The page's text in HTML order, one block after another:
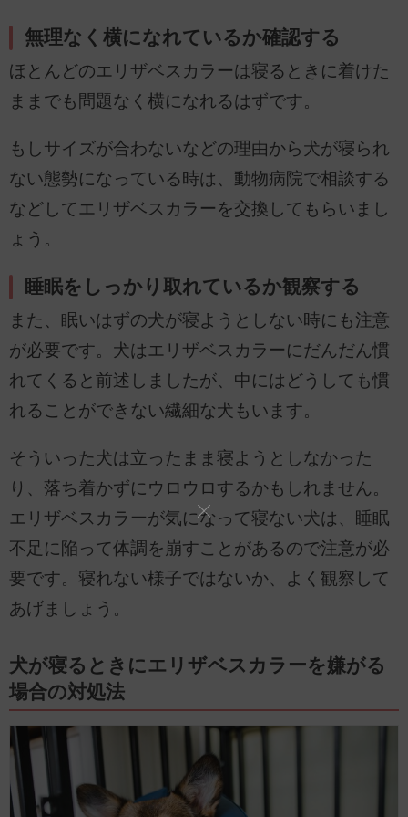
無理なく横になれているか確認する
ほとんどのエリザベスカラーは寝るときに着けた
ままでも問題なく横になれるはずです。
もしサイズが合わないなどの理由から犬が寝られ
ない態勢になっている時は、動物病院で相談する
などしてエリザベスカラーを交換してもらいまし
ょう。
睡眠をしっかり取れているか観察する
また、眠いはずの犬が寝ようとしない時にも注意
が必要です。犬はエリザベスカラーにだんだん慣
れてくると前述しましたが、中にはどうしても慣
れることができない繊細な犬もいます。
そういった犬は立ったまま寝ようとしなかった
り、落ち着かずにウロウロするかもしれません。
エリザベスカラーが気になって寝ない犬は、睡眠
不足に陥って体調を崩すことがあるので注意が必
要です。寝れない様子ではないか、よく観察して
あげましょう。
犬が寝るときにエリザベスカラーを嫌がる
場合の対処法